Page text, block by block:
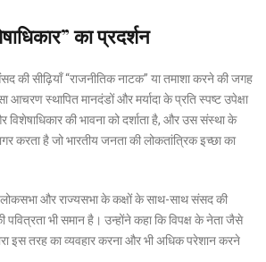
का प्रदर्शन
की सीढ़ियाँ “राजनीतिक नाटक” या तमाशा करने की जगह
स्थापित मानदंडों और मर्यादा के प्रति स्पष्ट उपेक्षा
विशेषाधिकार की भावना को दर्शाता है, और उस संस्था के
करता है जो भारतीय जनता की लोकतांत्रिक इच्छा का
लोकसभा और राज्यसभा के कक्षों के साथ-साथ संसद की
पवित्रता भी समान है। उन्होंने कहा कि विपक्ष के नेता जैसे
इस तरह का व्यवहार करना और भी अधिक परेशान करने